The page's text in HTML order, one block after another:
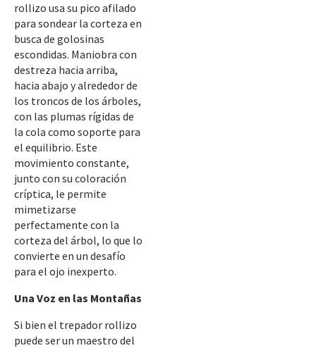
rollizo usa su pico afilado
para sondear la corteza en
busca de golosinas
escondidas. Maniobra con
destreza hacia arriba,
hacia abajo y alrededor de
los troncos de los árboles,
con las plumas rígidas de
la cola como soporte para
el equilibrio. Este
movimiento constante,
junto con su coloración
críptica, le permite
mimetizarse
perfectamente con la
corteza del árbol, lo que lo
convierte en un desafío
para el ojo inexperto.
Una Voz en las Montañas
Si bien el trepador rollizo
puede ser un maestro del